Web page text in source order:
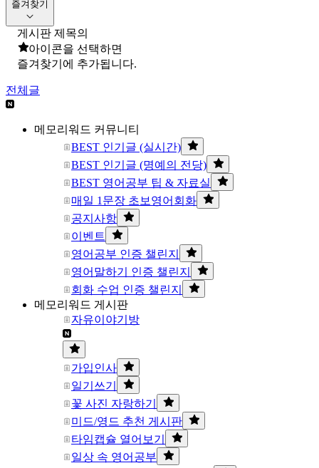
즐겨찾기
게시판 제목의
아이콘을 선택하면
즐겨찾기에 추가됩니다.
전체글
메모리워드 커뮤니티
BEST 인기글 (실시간)
BEST 인기글 (명예의 전당)
BEST 영어공부 팁 & 자료실
매일 1문장 초보영어회화
공지사항
이벤트
영어공부 인증 챌린지
영어말하기 인증 챌린지
회화 수업 인증 챌린지
메모리워드 게시판
자유이야기방
가입인사
일기쓰기
꽃 사진 자랑하기
미드/영드 추천 게시판
타임캡슐 열어보기
일상 속 영어공부